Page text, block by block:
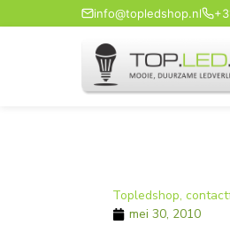
naar
info@topledshop.nl
Topledshop,
mei 30, 2010